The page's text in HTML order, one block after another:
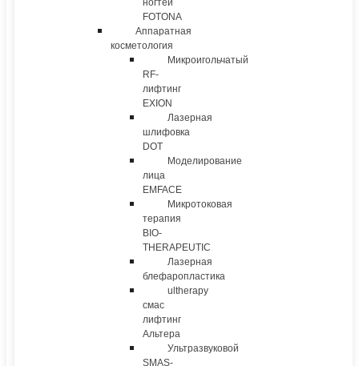
ногтей
FOTONA
Аппаратная
косметология
Микроигольчатый
RF-
лифтинг
EXION
Лазерная
шлифовка
DOT
Моделирование
лица
EMFACE
Микротоковая
терапия
BIO-
THERAPEUTIC
Лазерная
блефаропластика
ultherapy
смас
лифтинг
Альтера
Ультразвуковой
SMAS-